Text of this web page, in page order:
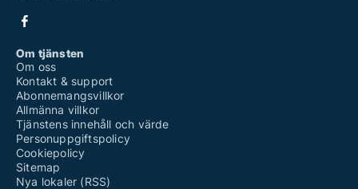
Om tjänsten
Om oss
Kontakt & support
Abonnemangsvillkor
Allmänna villkor
Tjänstens innehåll och värde
Personuppgiftspolicy
Cookiepolicy
Sitemap
Nya lokaler (RSS)